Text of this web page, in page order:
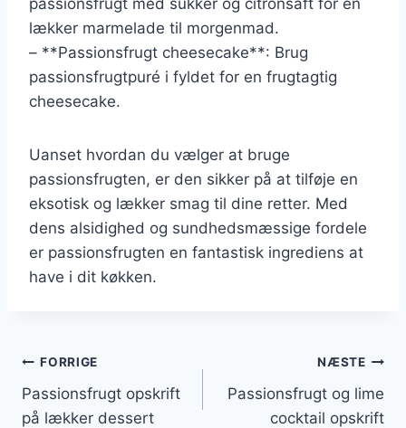
lækker marmelade til morgenmad.
– **Passionsfrugt cheesecake**: Brug
passionsfrugtpuré i fyldet for en frugtagtig
cheesecake.
Uanset hvordan du vælger at bruge
passionsfrugten, er den sikker på at tilføje en
eksotisk og lækker smag til dine retter. Med
dens alsidighed og sundhedsmæssige fordele
er passionsfrugten en fantastisk ingrediens at
have i dit køkken.
Indlægsnavigation
FORRIGE
Passionsfrugt opskrift
på lækker dessert
NÆSTE
Passionsfrugt og lime
cocktail opskrift